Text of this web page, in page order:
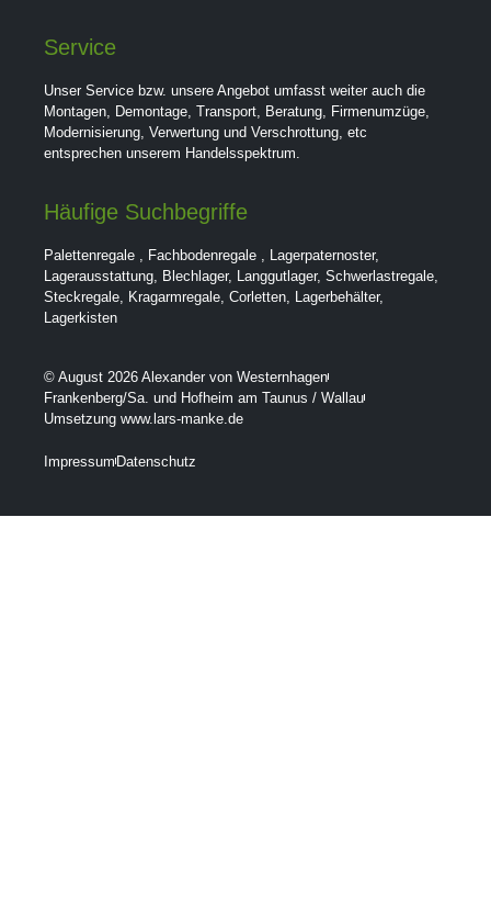
Service
Unser Service bzw. unsere Angebot umfasst weiter auch die
Montagen, Demontage, Transport, Beratung, Firmenumzüge,
Modernisierung, Verwertung und Verschrottung, etc
entsprechen unserem Handelsspektrum.
Häufige Suchbegriffe
Palettenregale , Fachbodenregale , Lagerpaternoster,
Lagerausstattung, Blechlager, Langgutlager, Schwerlastregale,
Steckregale, Kragarmregale, Corletten, Lagerbehälter,
Lagerkisten
© August 2026 Alexander von Westernhagen
Frankenberg/Sa. und Hofheim am Taunus / Wallau
Umsetzung www.lars-manke.de
Impressum Datenschutz